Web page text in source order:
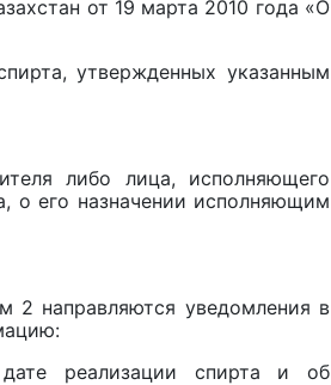
от 19 марта 2010 года «О
утвержденных указанным
либо лица, исполняющего
о его назначении исполняющим
2 направляются уведомления в
реализации спирта и об